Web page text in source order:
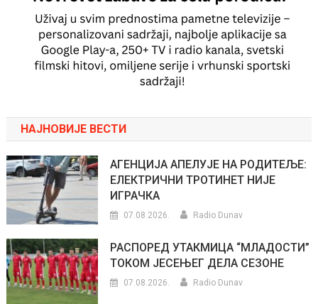
НАЈНОВИЈЕ ВЕСТИ
АГЕНЦИЈА АПЕЛУЈЕ НА РОДИТЕЉЕ:
ЕЛЕКТРИЧНИ ТРОТИНЕТ НИЈЕ
ИГРАЧКА
07.08.2026. Radio Dunav
РАСПОРЕД УТАКМИЦА “МЛАДОСТИ”
ТОКОМ ЈЕСЕЊЕГ ДЕЛА СЕЗОНЕ
07.08.2026. Radio Dunav